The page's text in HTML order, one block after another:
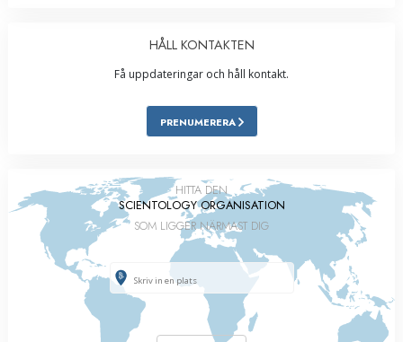
HÅLL KONTAKTEN
Få uppdateringar och håll kontakt.
PRENUMERERA
HITTA DEN
SCIENTOLOGY ORGANISATION
SOM LIGGER NÄRMAST DIG